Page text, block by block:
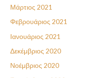
Μάρτιος 2021
Φεβρουάριος 2021
Ιανουάριος 2021
Δεκέμβριος 2020
Νοέμβριος 2020